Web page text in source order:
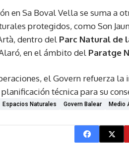
en Sa Boval Vella se suma a
protegidos, como Son
dentro del Parc Natural de
en el ámbito del Paratge
el Govern refuerza
técnica para su
Espacios Naturales Govern Balear Medio